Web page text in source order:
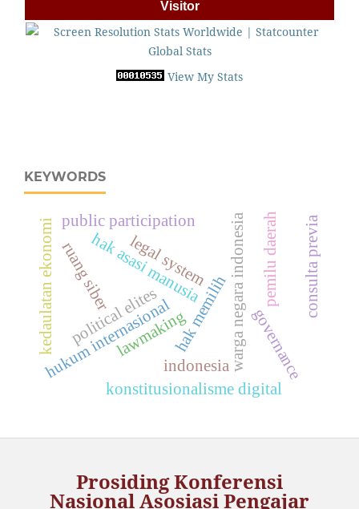
Visitor
View My Stats
KEYWORDS
hak memilihwarga negara indonesia
konstitusionalisme digital
hak asasi manusia
hukum internasional
public participation
legal system
indonesia
political elites
lawmaking governance
kedaulatan ekonomiruang siber pemilu daerah consulta previa
Prosiding Konferensi
Nasional Asosiasi Pengajar